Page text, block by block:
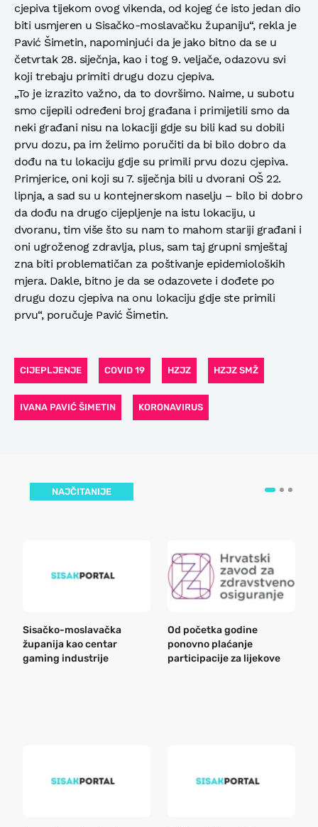
cjepiva tijekom ovog vikenda, od kojeg će isto jedan dio
biti usmjeren u Sisačko-moslavačku županiju“, rekla je
Pavić Šimetin, napominjući da je jako bitno da se u
četvrtak 28. siječnja, kao i tog 9. veljače, odazovu svi
koji trebaju primiti drugu dozu cjepiva.
„To je izrazito važno, da to dovršimo. Naime, u subotu
smo cijepili određeni broj građana i primijetili smo da
neki građani nisu na lokaciji gdje su bili kad su dobili
prvu dozu, pa im želimo poručiti da bi bilo dobro da
dođu na tu lokaciju gdje su primili prvu dozu cjepiva.
Primjerice, oni koji su 7. siječnja bili u dvorani OŠ 22.
lipnja, a sad su u kontejnerskom naselju – bilo bi dobro
da dođu na drugo cijepljenje na istu lokaciju, u
dvoranu, tim više što su nam to mahom stariji građani i
oni ugroženog zdravlja, plus, sam taj grupni smještaj
zna biti problematičan za poštivanje epidemioloških
mjera. Dakle, bitno je da se odazovete i dođete po
drugu dozu cjepiva na onu lokaciju gdje ste primili
prvu“, poručuje Pavić Šimetin.
CIJEPLJENJE COVID 19 HZJZ HZJZ SMŽ
IVANA PAVIĆ ŠIMETIN KORONAVIRUS
NAJČITANIJE
Sisačko-moslavačka
županija kao centar
gaming industrije
Od početka godine
ponovno plaćanje
participacije za lijekove